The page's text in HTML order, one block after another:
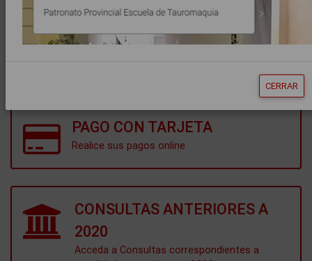
PAGO CON TARJETA
Realice sus pagos online
CONSULTAS ANTERIORES A
2020
Acceda a Consultas correspondientes a
CERRAR